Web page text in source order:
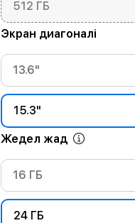
512 ГБ
Экран диагоналі
13.6"
15.3"
Жедел жад
16 ГБ
24 ГБ